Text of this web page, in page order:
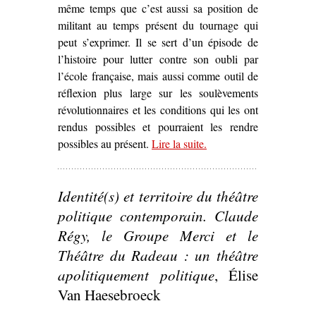
même temps que c’est aussi sa position de
militant au temps présent du tournage qui
peut s’exprimer. Il se sert d’un épisode de
l’histoire pour lutter contre son oubli par
l’école française, mais aussi comme outil de
réflexion plus large sur les soulèvements
révolutionnaires et les conditions qui les ont
rendus possibles et pourraient les rendre
possibles au présent. Lire la suite– ‘Quand le cinéma
révolutionnaire pour
discuter la question de
l’engagement –
Commune (Paris, 1871)
de Peter Watkins’
.
Identité(s) et territoire du théâtre
politique contemporain. Claude
Régy, le Groupe Merci et le
Théâtre du Radeau : un théâtre
apolitiquement politique, Élise
Van Haesebroeck